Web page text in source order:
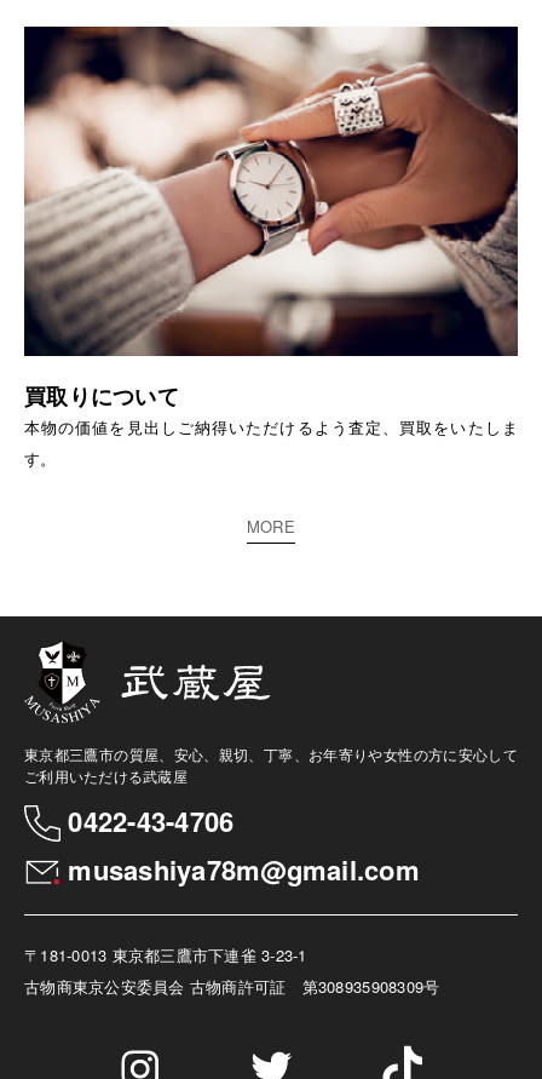
買取りについて
本物の価値を見出しご納得いただけるよう査定、買取をいたしま
す。
MORE
東京都三鷹市の質屋、安心、親切、丁寧、お年寄りや女性の方に安心して
ご利用いただける武蔵屋
0422-43-4706
musashiya78m@gmail.com
〒181-0013 東京都三鷹市下連雀 3-23-1
古物商東京公安委員会 古物商許可証 第308935908309号